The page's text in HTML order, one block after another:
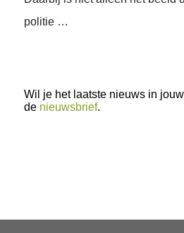
politie …
Wil je het laatste nieuws in
de nieuwsbrief.